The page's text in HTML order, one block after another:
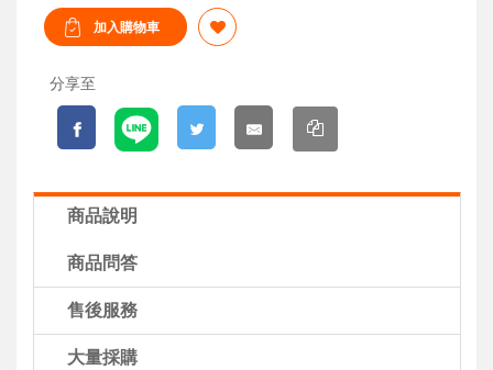
分享至
商品說明
商品問答
售後服務
大量採購